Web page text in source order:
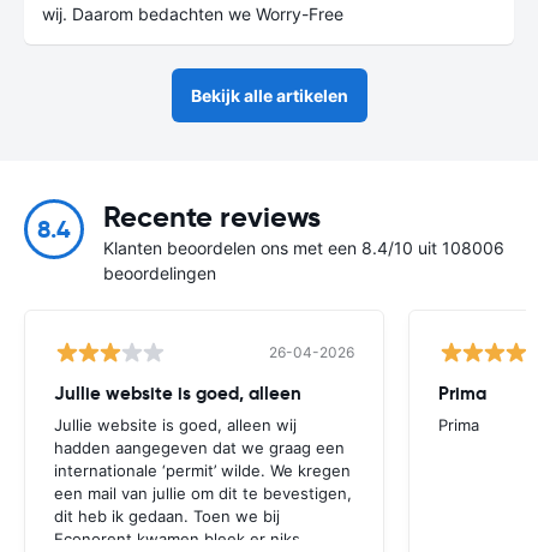
wij. Daarom bedachten we Worry-Free
Bekijk alle artikelen
8.4 Recente reviews
Klanten beoordelen ons met een 8.4/10 uit 108006
beoordelingen
26-04-2026
Jullie website is goed, alleen
Jullie website is goed, alleen wij
hadden aangegeven dat we graag een
internationale ‘permit’ wilde. We kregen
een mail van jullie om dit te bevestigen,
dit heb ik gedaan. Toen we bij
Econorent kwamen bleek er niks
Prima
Prima